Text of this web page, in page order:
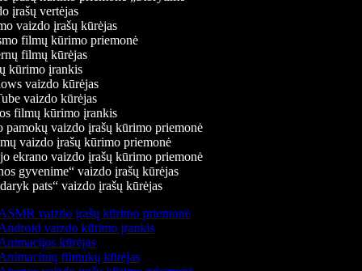
įrašų vertėjas
vaizdo įrašų kūrėjas
filmų kūrimo priemonė
filmų kūrėjas
kūrimo įrankis
vaizdo kūrėjas
vaizdo kūrėjas
filmų kūrimo įrankis
vaizdo įrašų kūrimo priemonė
vaizdo įrašų kūrimo priemonė
ekrano vaizdo įrašų kūrimo priemonė
gyvenime“ vaizdo įrašų kūrėjas
pats“ vaizdo įrašų kūrėjas
vaizdo įrašų kūrimo priemonė
vaizdo kūrimo įrankis
kūrėjas
filmukų kūrėjas